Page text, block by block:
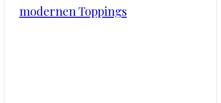
modernen Toppings